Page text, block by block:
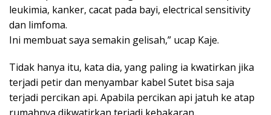
leukimia, kanker, cacat pada bayi, electrical sensitivity
dan limfoma.
Ini membuat saya semakin gelisah,” ucap Kaje.
Tidak hanya itu, kata dia, yang paling ia kwatirkan jika
terjadi petir dan menyambar kabel Sutet bisa saja
terjadi percikan api. Apabila percikan api jatuh ke atap